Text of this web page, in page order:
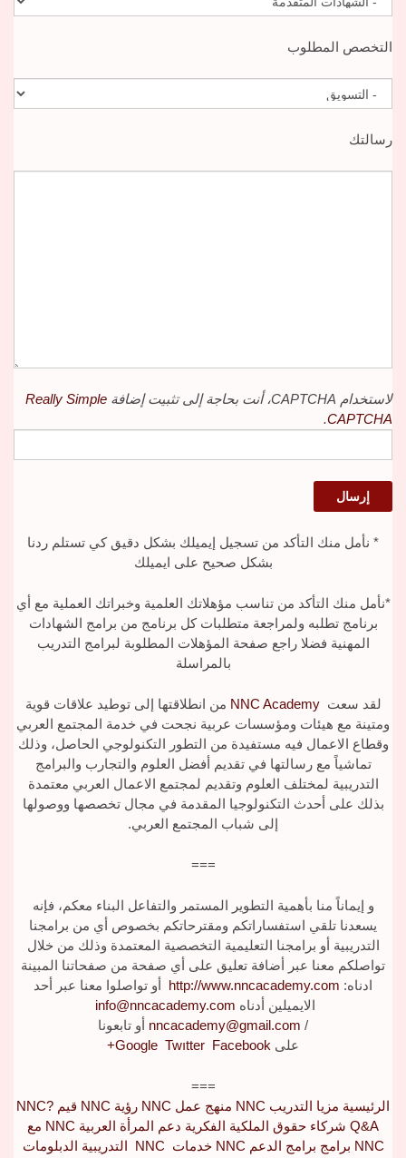
التخصص المطلوب
رسالتك
لاستخدام CAPTCHA، أنت بحاجة إلى تثبيت إضافة
Really Simple
CAPTCHA
.
* نأمل منك التأكد من تسجيل إيميلك بشكل دقيق كي تستلم ردنا
بشكل صحيح على ايميلك
*نأمل منك التأكد من تناسب مؤهلاتك العلمية وخبراتك العملية مع أي
برنامج تطلبه ولمراجعة متطلبات كل برنامج من برامج الشهادات
المهنية فضلا راجع صفحة المؤهلات المطلوبة لبرامج التدريب
بالمراسلة
لقد سعتNNC Academy من انطلاقتها إلى توطيد علاقات قوية
ومتينة مع هيئات ومؤسسات عربية نجحت في خدمة المجتمع العربي
وقطاع الاعمال فيه مستفيدة من التطور التكنولوجي الحاصل، وذلك
تماشياً مع رسالتها في تقديم أفضل العلوم والتجارب والبرامج
التدريبية لمختلف العلوم وتقديم لمجتمع الاعمال العربي معتمدة
بذلك على أحدث التكنولوجيا المقدمة في مجال تخصصها ووصولها
إلى شباب المجتمع العربي.
===
و إيماناً منا بأهمية التطوير المستمر والتفاعل البناء معكم، فإنه
يسعدنا تلقي استفساراتكم ومقترحاتكم بخصوص أي من برامجنا
التدريبية أو برامجنا التعليمية التخصصية المعتمدة وذلك من خلال
تواصلكم معنا عبر أضافة تعليق على أي صفحة من صفحاتنا المبينة
ادناه: http://www.nncacademy.com أو تواصلوا معنا عبر أحد
الايميلين أدناه info@nncacademy.com
/
nncacademy@gmail.com أو تابعونا
على Facebook
Twıtter
Google
+
===
الرئيسية
NNC? قيم NNC رؤية NNC منهج عمل NNC مزيا التدريب
مع NNC دعم المرأة العربية حقوق الملكية الفكرية شركاء Q&A
NNC خدماتNNC برامج الدعم برامج NNC التدريبية الدبلومات